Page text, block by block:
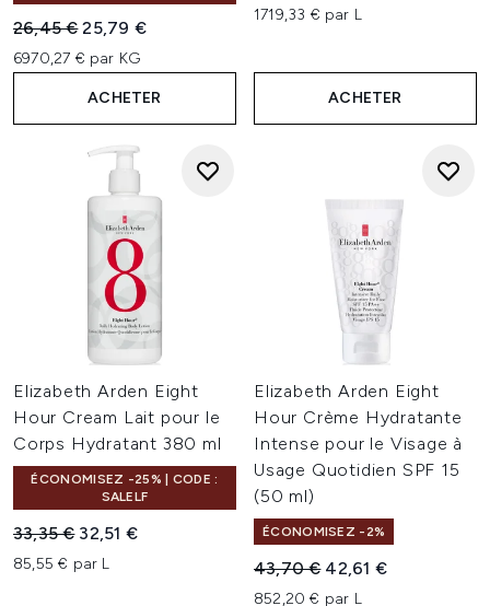
Prix de vente :
26,45 €Prix ​​actuel :
25,79 €
6970,27 € par KG
ACHETER
1719,33 € par L
ACHETER
Elizabeth Arden Eight
Hour Cream Lait pour le
Corps Hydratant 380 ml
ÉCONOMISEZ -25% | CODE :
SALELF
Prix de vente :
33,35 € Prix ​​actuel :
32,51 €
85,55 € par L
Elizabeth Arden Eight
Hour Crème Hydratante
Intense pour le Visage à
Usage Quotidien SPF 15
(50 ml)
ÉCONOMISEZ -2%
Prix de vente :
43,70 € Prix ​​actuel :
42,61 €
852,20 € par L